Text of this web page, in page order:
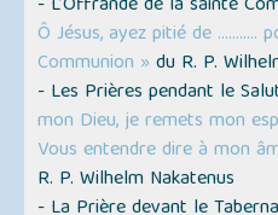
Ô Jésus, ayez pitié de
Communion » du R. P.
- Les Prières pendant le
mon Dieu, je remets mon
Vous entendre dire à mon
R. P. Wilhelm Nakatenus